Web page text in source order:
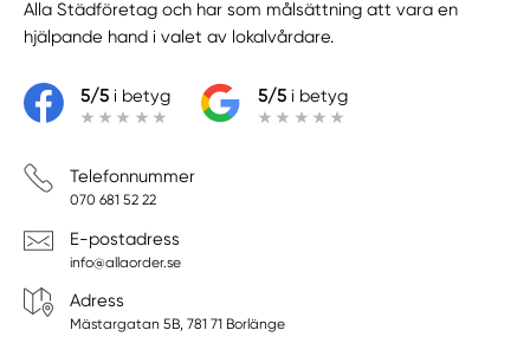
Alla Städföretag och har som målsättning att vara en
hjälpande hand i valet av lokalvårdare.
5/5i betyg 5/5i betyg
Telefonnummer
070 681 52 22
E-postadress
info@allaorder.se
Adress
Mästargatan 5B, 781 71 Borlänge